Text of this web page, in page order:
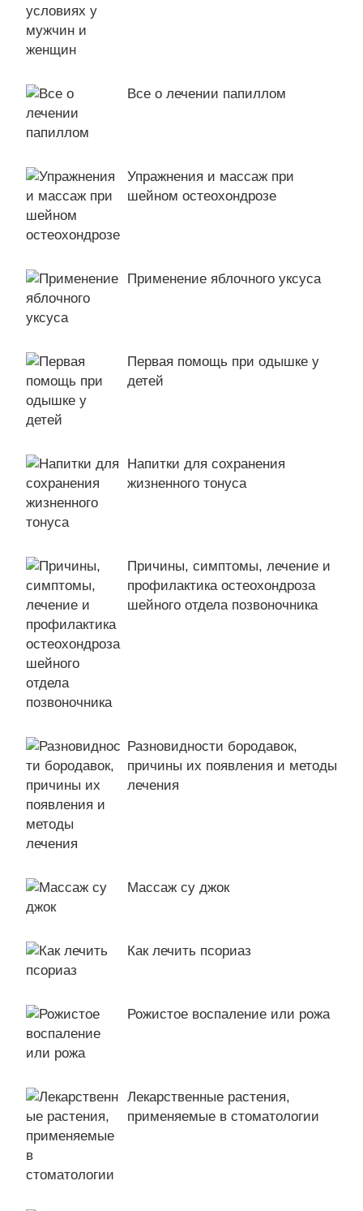
Все о лечении папиллом
Упражнения и массаж при
шейном остеохондрозе
Применение яблочного уксуса
Первая помощь при одышке у
детей
Напитки для сохранения
жизненного тонуса
Причины, симптомы, лечение и
профилактика остеохондроза
шейного отдела позвоночника
Разновидности бородавок,
причины их появления и методы
лечения
Массаж су джок
Как лечить псориаз
Рожистое воспаление или рожа
Лекарственные растения,
применяемые в стоматологии